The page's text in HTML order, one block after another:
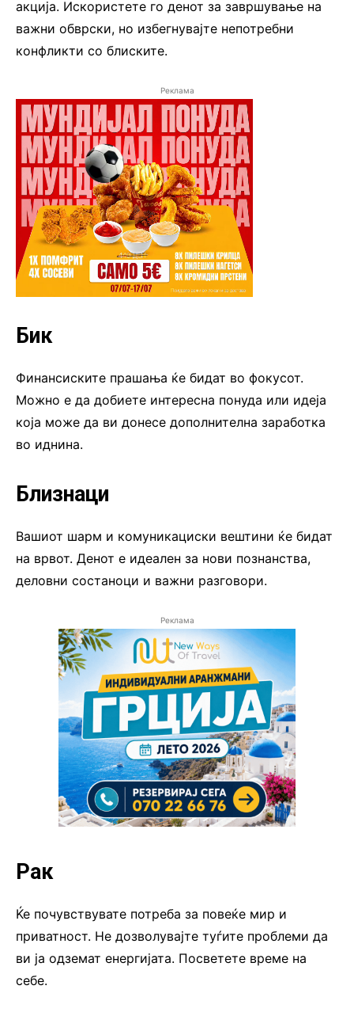
акција. Искористете го денот за завршување на
важни обврски, но избегнувајте непотребни
конфликти со блиските.
Реклама
Бик
Финансиските прашања ќе бидат во фокусот.
Можно е да добиете интересна понуда или идеја
која може да ви донесе дополнителна заработка
во иднина.
Близнаци
Вашиот шарм и комуникациски вештини ќе бидат
на врвот. Денот е идеален за нови познанства,
деловни состаноци и важни разговори.
Реклама
Рак
Ќе почувствувате потреба за повеќе мир и
приватност. Не дозволувајте туѓите проблеми да
ви ја одземат енергијата. Посветете време на
себе.